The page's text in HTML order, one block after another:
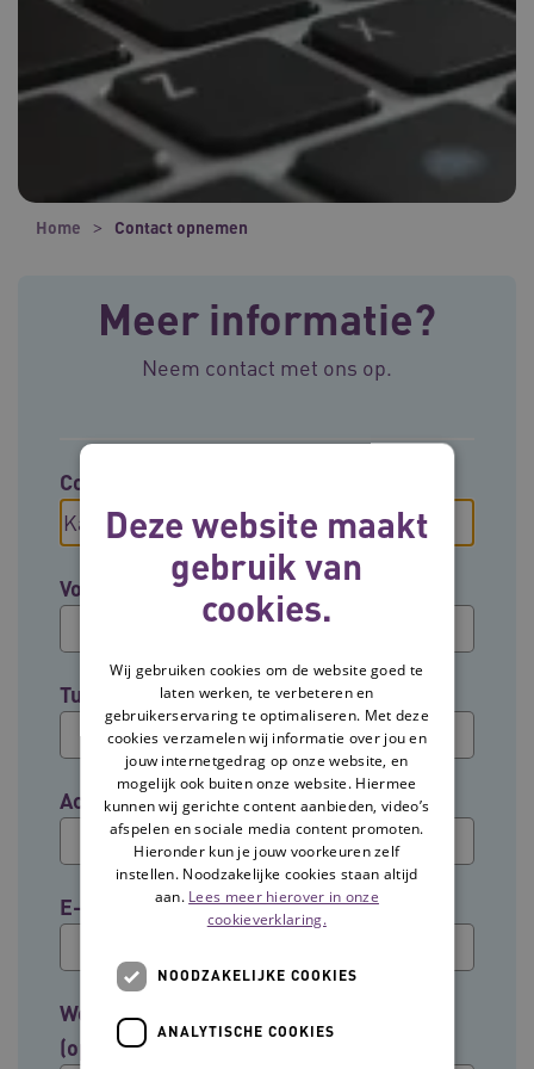
Home Contact opnemen
Meer informatie?
Neem contact met ons op.
Contact opnemen met
Voornaam
Tussenvoegsel (optioneel)
Achternaam
E-mailadres
Welke groep past het beste bij jouw rol?
(optioneel)
Deze website maakt
gebruik van
cookies.
Wij gebruiken cookies om de website goed te
laten werken, te verbeteren en
gebruikerservaring te optimaliseren. Met deze
cookies verzamelen wij informatie over jou en
jouw internetgedrag op onze website, en
mogelijk ook buiten onze website. Hiermee
kunnen wij gerichte content aanbieden, video’s
afspelen en sociale media content promoten.
Hieronder kun je jouw voorkeuren zelf
instellen. Noodzakelijke cookies staan altijd
aan. Lees meer hierover in onze
cookieverklaring.
NOODZAKELIJKE COOKIES
ANALYTISCHE COOKIES